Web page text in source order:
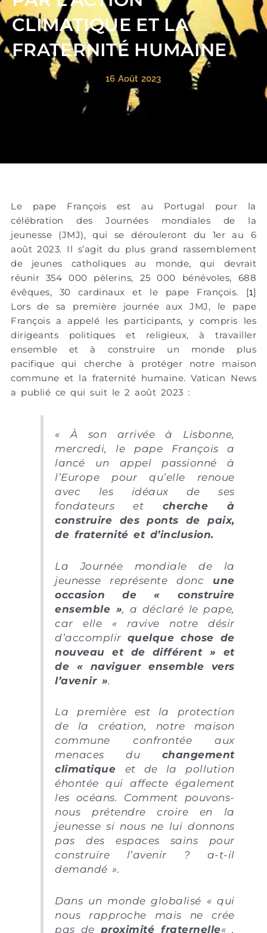
CLIMATIQUE ET LA
FRATERNITÉ HUMAINE
16 Août 2023
Le pape François est au Portugal pour la
célébration des Journées mondiales de la
jeunesse (JMJ), qui se dérouleront du 1er au 6
août 2023. Il s’agit du plus grand rassemblement
de jeunes catholiques au monde, qui devrait
réunir 354 000 pèlerins, 25 000 bénévoles, 688
évêques, 30 cardinaux et le pape François. [1]
Lors de sa première journée aux JMJ, le pape
François a appelé les participants, y compris les
dirigeants politiques et religieux, à travailler
ensemble et à construire un monde plus
pacifique qui cherche à protéger notre maison
commune et la fraternité humaine. Vatican News
a publié ce qui suit le 2 août 2023 :
«À son arrivée à Lisbonne,
mercredi, le pape François a
lancé un appel passionné à
l’Europe pour qu’elle renoue
avec les idéaux de ses
fondateurs et cherche à
construire des ponts de paix,
de fraternité et d’inclusion.
La Journée mondiale de la
jeunesse représente donc une
occasion de « construire
ensemble », a déclaré le pape,
car elle « ravive notre désir
d’accomplir quelque chose de
nouveau et de différent» et
de « naviguer ensemble vers
l’avenir».
La première est la protection
de la création, notre maison
commune confrontée aux
menaces du changement
climatique et de la pollution
éhontée qui affecte également
les océans. Comment pouvons-
nous prétendre croire en la
jeunesse si nous ne lui donnons
pas des espaces sains pour
construire l’avenir ? a-t-il
demandé ».
Dans un monde globalisé « qui
nous rapproche mais ne crée
pas de proximité fraternelle« ,